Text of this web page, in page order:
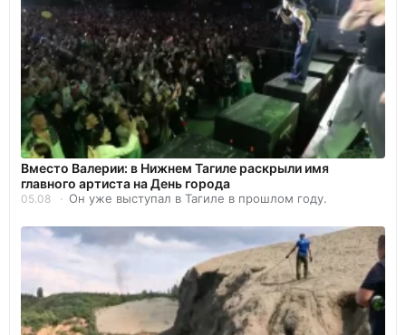
Вместо Валерии: в Нижнем Тагиле раскрыли имя
главного артиста на День города
05.08 Он уже выступал в Тагиле в прошлом году.